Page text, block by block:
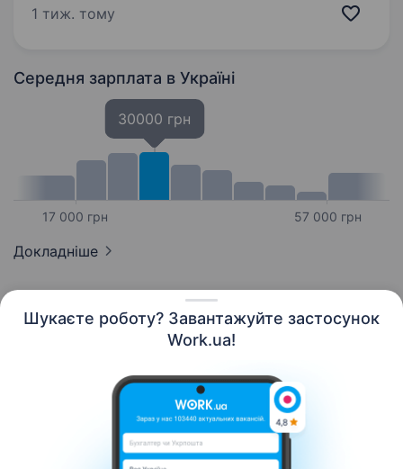
Шукаєте роботу? Завантажуйте застосунок
Work.ua!
Ми допомагаємо з бронюванням від
робити: Керування…
1 тиж. тому
Середня зарплата в Україні
17 000 грн
30000 грн
57 000 грн
Докладніше